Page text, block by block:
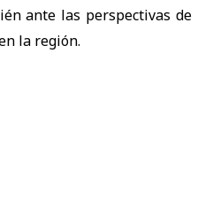
ante las perspectivas de
la región.